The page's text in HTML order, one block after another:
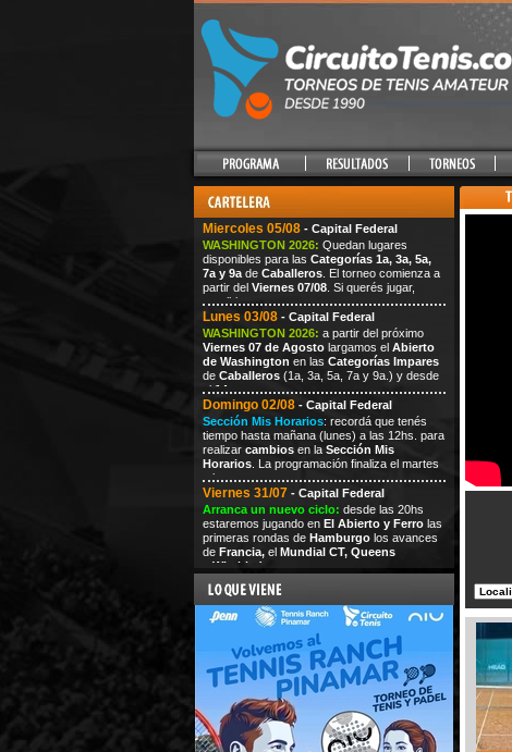
Miercoles 05/08 - Capital Federal
WASHINGTON 2026: Quedan lugares
disponibles para las Categorías 1a, 3a, 5a,
7a y 9a deCaballeros. El torneo comienza a
partir del Viernes 07/08. Si querés jugar,
escribi
Lunes 03/08 - Capital Federal
WASHINGTON 2026: a partir del próximo
Viernes 07 de Agosto largamos el Abierto
de Washington en las Categorías Impares
de Caballeros(1a, 3a, 5a, 7a y 9a.) y desde
el14
Domingo 02/08 - Capital Federal
Sección Mis Horarios: recordá que tenés
tiempo hasta mañana (lunes) a las 12hs. para
realizar cambios en la Sección Mis
Horarios. La programación finaliza el martes
a las
Viernes 31/07 - Capital Federal
Arranca un nuevo ciclo: desde las 20hs
estaremos jugando en El Abierto y Ferro las
primeras rondas de Hamburgo los avances
de Francia,el Mundial CT, Queens
Wimbledon